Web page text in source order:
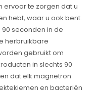
ervoor te zorgen dat u
hebt, waar u ook bent.
90 seconden in de
herbruikbare
gebruikt om
in slechts 90
dat elk magnetron
en bacteriën